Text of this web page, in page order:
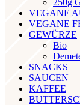
VEGANE
VEGANE
GEWÜRZE
Bio
SNACKS
SAUCEN
KAFFEE